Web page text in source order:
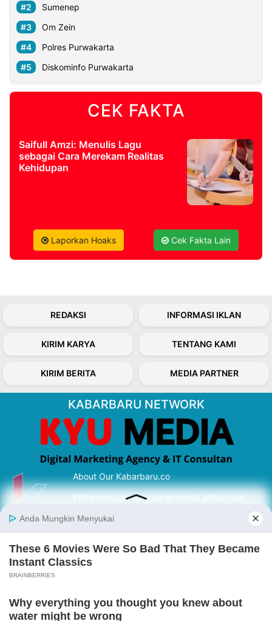
Kabarbaru
Sumenep
Om Zein
Polres Purwakarta
Diskominfo Purwakarta
CEK FAKTA
Saifull Amzi: Menulis Lagu
sebagai Cara Merekam Realitas
Kehidupan
Laporkan Hoaks Cek Fakta Lain
REDAKSI INFORMASI IKLAN
KIRIM KARYA TENTANG KAMI
KIRIM BERITA MEDIA PARTNER
KABARBARU NETWORK
About Our Kabarbaru.co
Kabarbaru.co menyajikan berita aktual dan
serta terverifikasi dari sumber yang tepat.
Follow Kabarbaru